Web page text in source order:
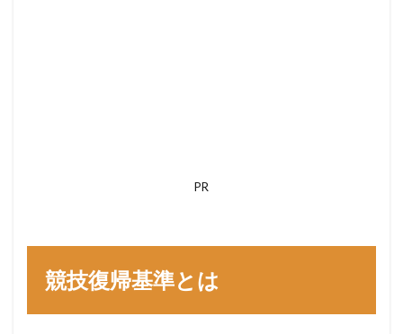
PR
競技復帰基準とは